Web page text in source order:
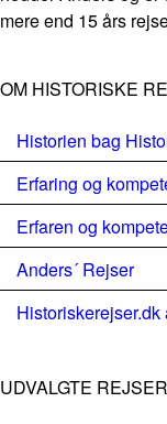
mere end 15 års
OM HISTORISKE
Historien bag
Erfaring og
Erfaren og
Anders´ Rejser
Historiskerejser.dk
UDVALGTE REJSER